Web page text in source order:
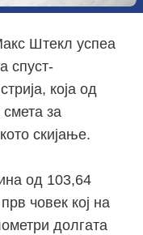
Штекл успеа
спуст-
, која од
смета за
скијање.
од 103,64
човек кој на
долгата